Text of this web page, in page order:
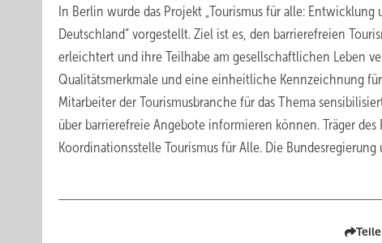
In Berlin wurde das Projekt „Tourismus für alle:
Deutschland“ vorgestellt. Ziel ist es, den barrierefreien
erleichtert und ihre Teilhabe am gesellschaftlichen Leben
Qualitätsmerkmale und eine einheitliche Kennzeichnung
Mitarbeiter der Tourismusbranche für das Thema
über barrierefreie Angebote informieren können. Träger
Koordinationsstelle Tourismus für Alle. Die